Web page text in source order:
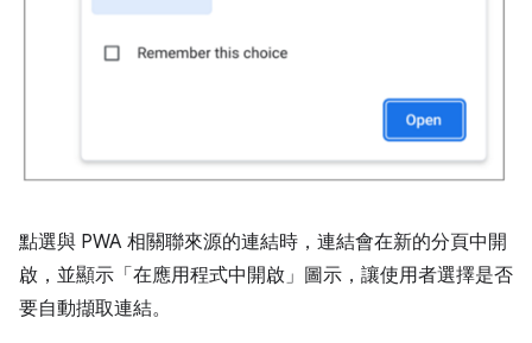
點選與 PWA 相關聯來源的連結時，連結會在新的分頁中開
啟，並顯示「在應用程式中開啟」圖示，讓使用者選擇是否
要自動擷取連結。